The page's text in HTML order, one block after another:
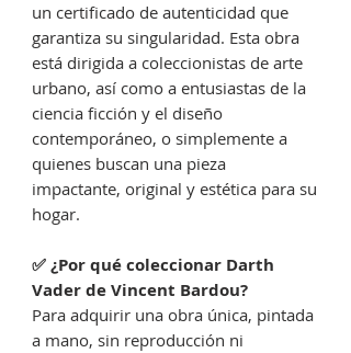
un certificado de autenticidad que
garantiza su singularidad. Esta obra
está dirigida a coleccionistas de arte
urbano, así como a entusiastas de la
ciencia ficción y el diseño
contemporáneo, o simplemente a
quienes buscan una pieza
impactante, original y estética para su
hogar.
✅ ¿Por qué coleccionar Darth
Vader de Vincent Bardou?
Para adquirir una obra única, pintada
a mano, sin reproducción ni